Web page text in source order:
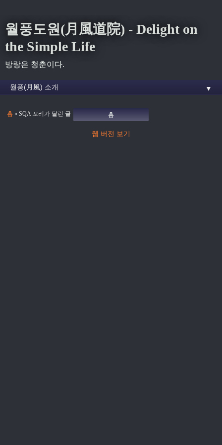
월풍도원(月風道院) - Delight on
the Simple Life
방랑은 청춘이다.
▼
홈 » SQA 꼬리가 달린 글 홈
웹 버전 보기